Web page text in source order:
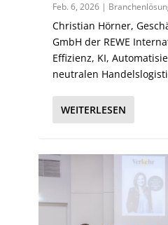
Feb. 6, 2026 |
Christian Hörner,
GmbH der REWE
Effizienz, KI,
neutralen
WEITERLESEN